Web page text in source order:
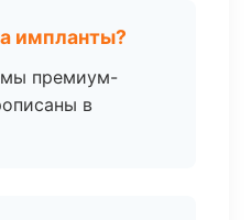
импланты?
премиум-
в